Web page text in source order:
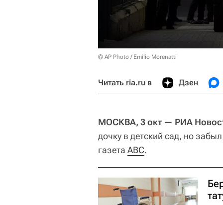
© AP Photo / Emilio Morenatti
Читать ria.ru в Дзен
МОСКВА, 3 окт — РИА
дочку в детский сад, но
газета АВС.